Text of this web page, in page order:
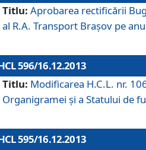
Titlu: Aprobarea rectificării
al R.A. Transport Braşov pe
596/16.12.2013
Titlu: Modificarea H.C.L. nr.
Organigramei şi a Statului de
595/16.12.2013